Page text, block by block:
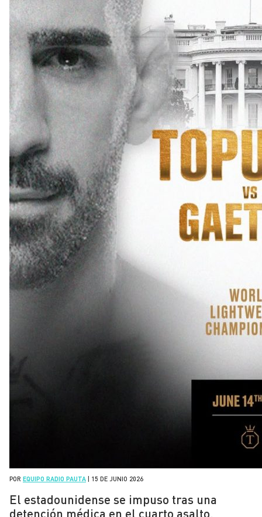
POR EQUIPO RADIO PAUTA 15 DE JUNIO 2026
El estadounidense se impuso tras una
detención médica en el cuarto asalto,